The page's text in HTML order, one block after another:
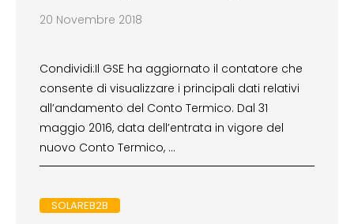
20 Novembre 2018
Condividi:Il GSE ha aggiornato il contatore che
consente di visualizzare i principali dati relativi
all’andamento del Conto Termico. Dal 31
maggio 2016, data dell’entrata in vigore del
nuovo Conto Termico, …
SOLAREB2B